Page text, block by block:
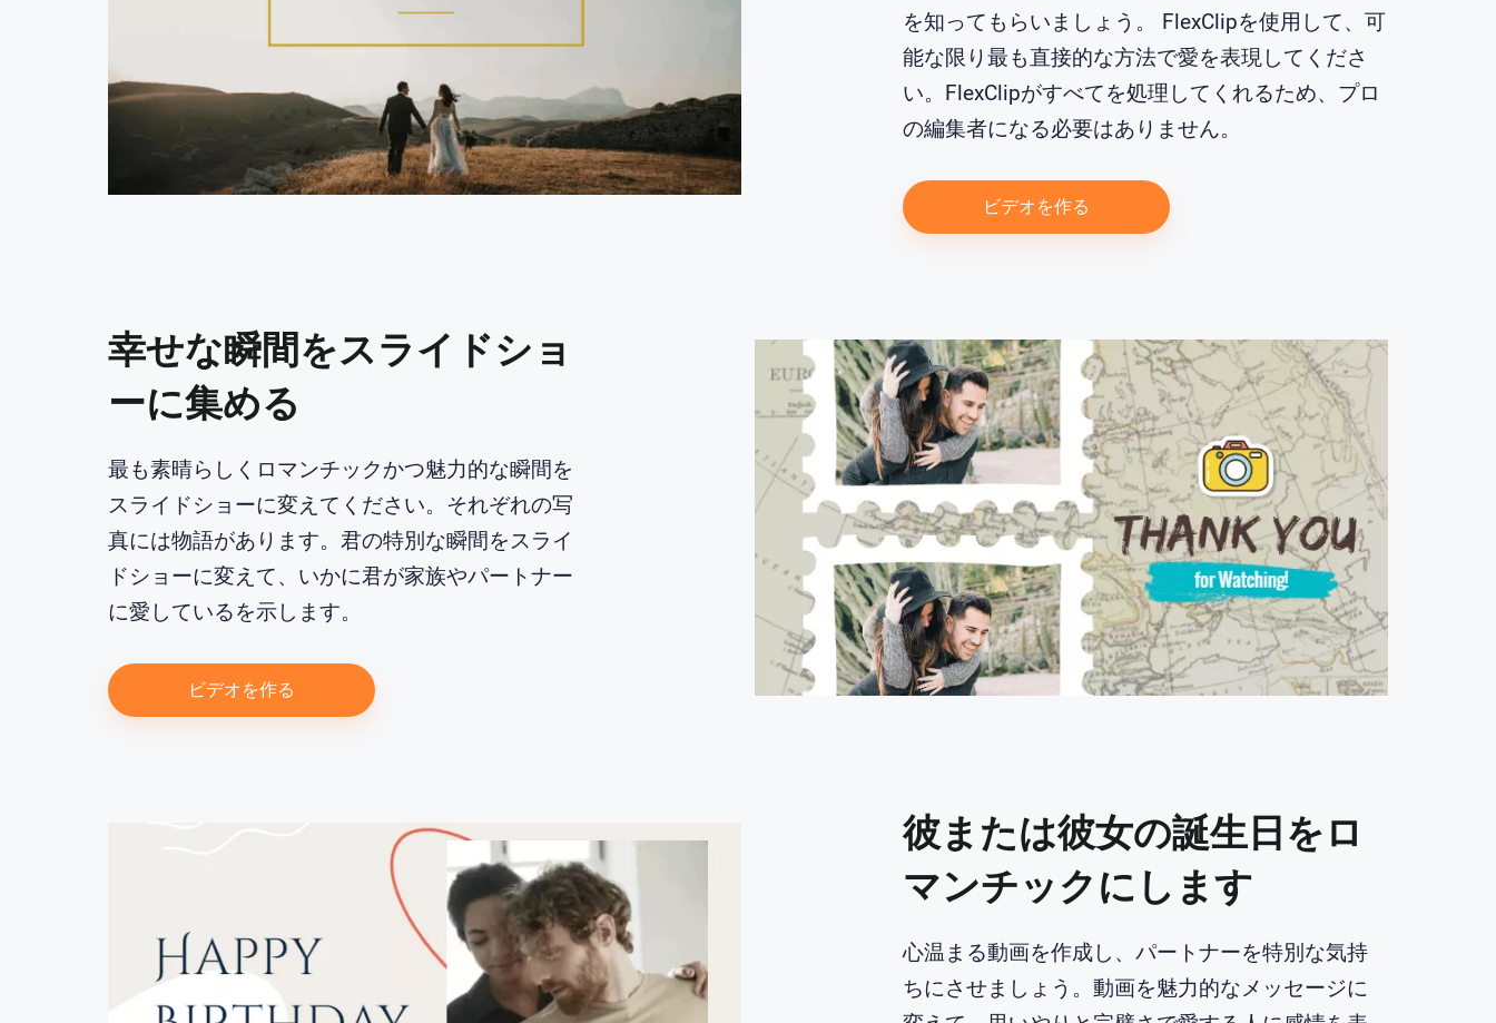
を知ってもらいましょう。 FlexClipを使用して、可
能な限り最も直接的な方法で愛を表現してくださ
い。FlexClipがすべてを処理してくれるため、プロ
の編集者になる必要はありません。
ビデオを作る
幸せな瞬間をスライドショ
ーに集める
最も素晴らしくロマンチックかつ魅力的な瞬間を
スライドショーに変えてください。それぞれの写
真には物語があります。君の特別な瞬間をスライ
ドショーに変えて、いかに君が家族やパートナー
に愛しているを示します。
ビデオを作る
彼または彼女の誕生日をロ
マンチックにします
心温まる動画を作成し、パートナーを特別な気持
ちにさせましょう。動画を魅力的なメッセージに